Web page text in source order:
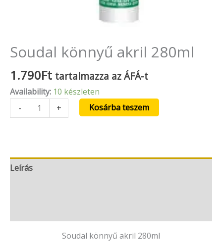
Soudal könnyű akril 280ml
1.790Ft tartalmazza az ÁFÁ-t
Availability: 10 készleten
-
+ Kosárba teszem
Leírás
Soudal könnyű akril 280ml